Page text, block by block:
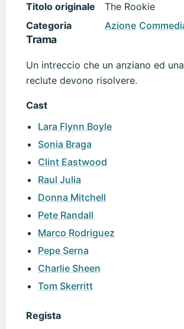
Titolo originale
The Rookie
Categoria
Azione
Trama
Un intreccio che un anziano ed
reclute devono risolvere.
Cast
Lara Flynn Boyle
Sonia Braga
Clint Eastwood
Raul Julia
Donna Mitchell
Pete Randall
Marco Rodriguez
Pepe Serna
Charlie Sheen
Tom Skerritt
Regista